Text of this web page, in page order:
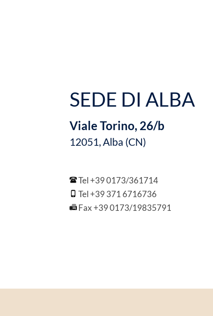
SEDE DI ALBA
Viale Torino, 26/b
12051, Alba (CN)
Tel +39 0173/361714
Tel +39 371 6716736
Fax +39 0173/19835791